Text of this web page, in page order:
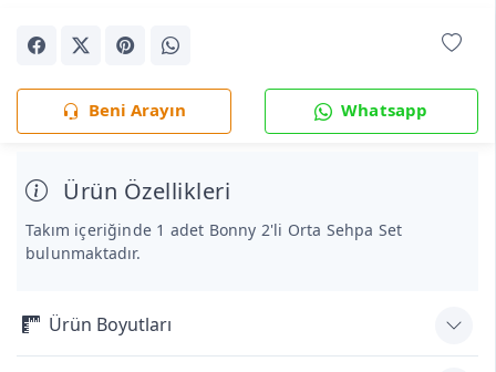
Beni Arayın Whatsapp
Ürün Özellikleri
Takım içeriğinde 1 adet Bonny 2'li Orta Sehpa Set
bulunmaktadır.
Ürün Boyutları